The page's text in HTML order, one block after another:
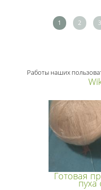
1 2 3
Работы наших
Готовая
пуха